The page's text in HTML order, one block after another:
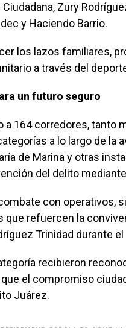
Zury
y Haciendo Barrio.
los lazos familiares,
a través del
un futuro seguro
a 164 corredores, tanto
a lo largo de la
de Marina y otras
del delito
con operativos,
que refuercen la
Trinidad durante
recibieron
el compromiso
Juárez.